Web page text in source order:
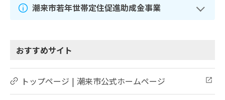
潮来市若年世帯定住促進助成金事業
おすすめサイト
トップページ | 潮来市公式ホームページ